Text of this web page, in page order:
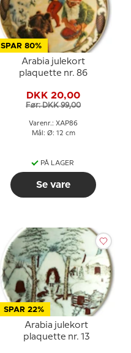
SPAR 80%
Arabia julekort
plaquette nr. 86
DKK 20,00
Før: DKK 99,00
Varenr.: XAP86
Mål: Ø: 12 cm
PÅ LAGER
Se vare
SPAR 22%
Arabia julekort
plaquette nr. 13